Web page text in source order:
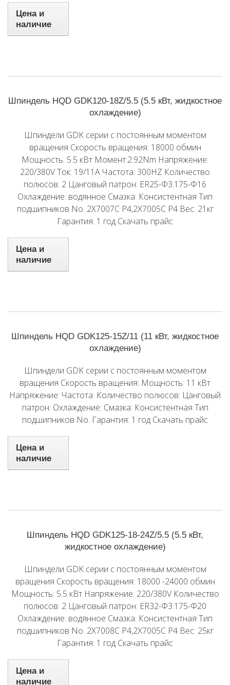
Цена и
наличие
Шпиндель HQD GDK120-18Z/5.5 (5.5 кВт, жидкостное
охлаждение)
Шпиндели GDK серии с постоянным моментом
вращения Скорость вращения: 18000 обмин
Мощность: 5.5 кВт Момент:2.92Nm Напряжение:
220/380V Ток: 19/11A Частота: 300HZ Количество
полюсов: 2 Цанговый патрон: ER25-Φ3.175-Φ16
Охлаждение: водянное Смазка: Консистентная Тип
подшипников No. 2X7007C P4,2X7005C P4 Вес: 21кг
Гарантия: 1 год Скачать прайс
Цена и
наличие
Шпиндель HQD GDK125-15Z/11 (11 кВт, жидкостное
охлаждение)
Шпиндели GDK серии с постоянным моментом
вращения Скорость вращения: Мощность: 11 кВт
Напряжение: Частота: Количество полюсов: Цанговый
патрон: Охлаждение: Смазка: Консистентная Тип
подшипников No. Гарантия: 1 год Скачать прайс
Цена и
наличие
Шпиндель HQD GDK125-18-24Z/5.5 (5.5 кВт,
жидкостное охлаждение)
Шпиндели GDK серии с постоянным моментом
вращения Скорость вращения: 18000 -24000 обмин
Мощность: 5.5 кВт Напряжение: 220/380V Количество
полюсов: 2 Цанговый патрон: ER32-Φ3.175-Φ20
Охлаждение: водянное Смазка: Консистентная Тип
подшипников No. 2X7008C P4,2X7005C P4 Вес: 25кг
Гарантия: 1 год Скачать прайс
Цена и
наличие